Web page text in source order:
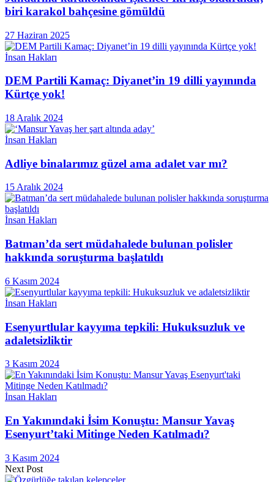
biri karakol bahçesine gömüldü
27 Haziran 2025
İnsan Hakları
DEM Partili Kamaç: Diyanet’in 19 dilli yayınında
Kürtçe yok!
18 Aralık 2024
İnsan Hakları
Adliye binalarımız güzel ama adalet var mı?
15 Aralık 2024
İnsan Hakları
Batman’da sert müdahalede bulunan polisler
hakkında soruşturma başlatıldı
6 Kasım 2024
İnsan Hakları
Esenyurtlular kayyıma tepkili: Hukuksuzluk ve
adaletsizliktir
3 Kasım 2024
İnsan Hakları
En Yakınındaki İsim Konuştu: Mansur Yavaş
Esenyurt’taki Mitinge Neden Katılmadı?
3 Kasım 2024
Next Post